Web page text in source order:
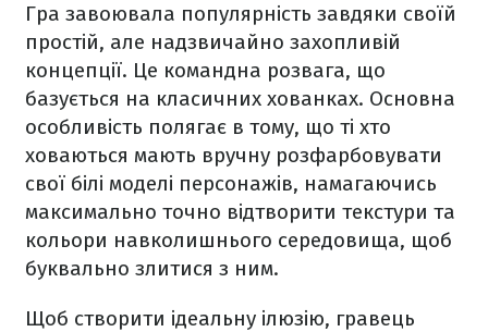
Гра завоювала популярність завдяки своїй
простій, але надзвичайно захопливій
концепції. Це командна розвага, що
базується на класичних хованках. Основна
особливість полягає в тому, що ті хто
ховаються мають вручну розфарбовувати
свої білі моделі персонажів, намагаючись
максимально точно відтворити текстури та
кольори навколишнього середовища, щоб
буквально злитися з ним.
Щоб створити ідеальну ілюзію, гравець